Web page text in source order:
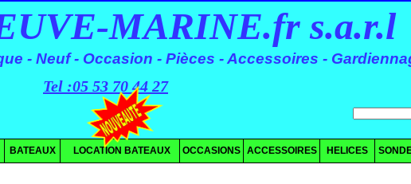
BATEAUX LOCATION BATEAUX OCCASIONS ACCESSOIRES HELICES
Tel :05 53 70 44 27
MARINE.fr s.a.r.l
- Neuf - Occasion - Pièces - Accessoires -